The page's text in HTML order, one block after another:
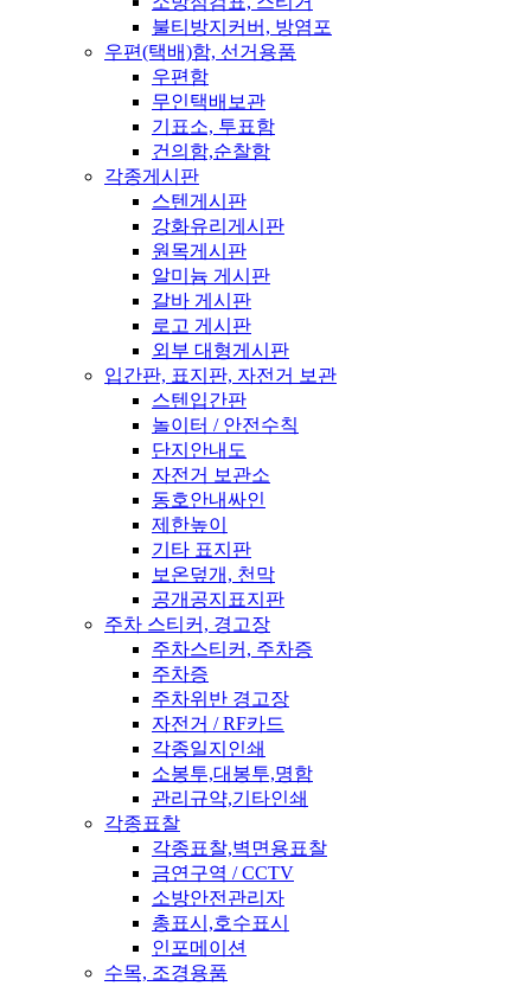
불티방지커버, 방염포
우편(택배)함, 선거용품
우편함
무인택배보관
기표소, 투표함
건의함,순찰함
각종게시판
스텐게시판
강화유리게시판
원목게시판
알미늄 게시판
갈바 게시판
로고 게시판
외부 대형게시판
입간판, 표지판, 자전거 보관
스텐입간판
놀이터 / 안전수칙
단지안내도
자전거 보관소
동호안내싸인
제한높이
기타 표지판
보온덮개, 천막
공개공지표지판
주차 스티커, 경고장
주차스티커, 주차증
주차증
주차위반 경고장
자전거 / RF카드
각종일지인쇄
소봉투,대봉투,명함
관리규약,기타인쇄
각종표찰
각종표찰,벽면용표찰
금연구역 / CCTV
소방안전관리자
총표시,호수표시
인포메이션
수목, 조경용품